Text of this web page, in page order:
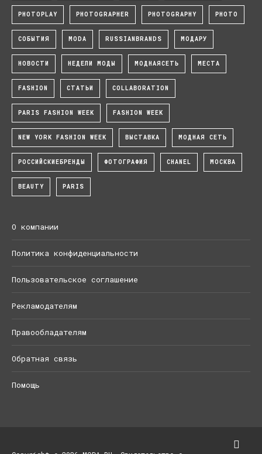
PHOTOPLAY PHOTOGRAPHER PHOTOGRAPHY PHOTO
СОБЫТИЯ MODA RUSSIANBRANDS МОДАРУ
НОВОСТИ НЕДЕЛИ МОДЫ МОДНАЯСЕТЬ МЕСТА
FASHION СТАТЬИ COLLABORATION
PARIS FASHION WEEK FASHION WEEK
NEW YORK FASHION WEEK ВЫСТАВКА МОДНАЯ СЕТЬ
РОССИЙСКИЕБРЕНДЫ ФОТОГРАФИЯ CHANEL МОСКВА
BEAUTY PARIS
О компании
Политика конфиденциальности
Пользовательское соглашение
Рекламодателям
Правообладателям
Обратная связь
Помощь